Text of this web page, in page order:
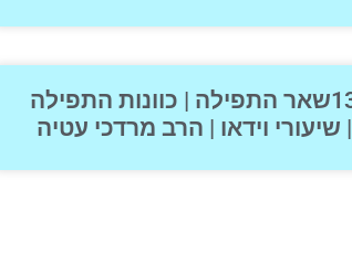
13שאר התפילה | כוונות התפילה
| שיעורי וידאו | הרב מרדכי עטיה